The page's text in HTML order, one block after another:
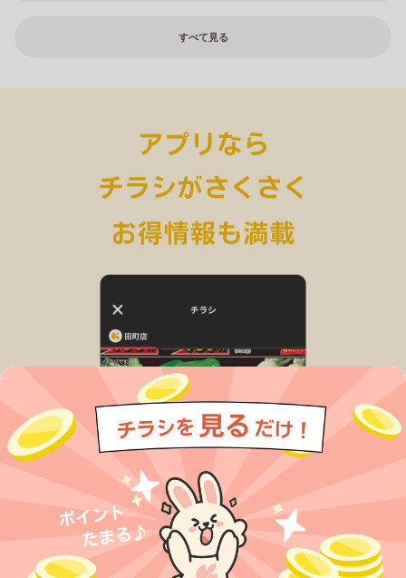
すべて見る